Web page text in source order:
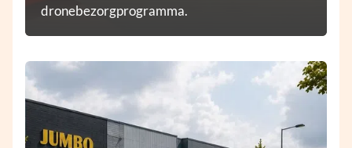
dronebezorgprogramma.